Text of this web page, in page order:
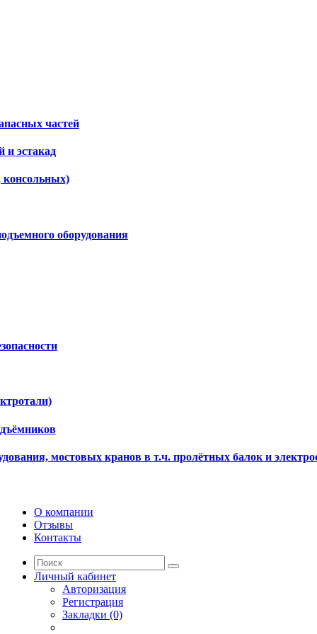
частей
и эстакад
консольных)
оборудования
мостовых кранов в т.ч. пролётных балок и
О компании
Отзывы
Контакты
Личный кабинет
Авторизация
Регистрация
Закладки (0)